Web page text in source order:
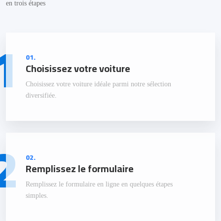
en trois étapes
01.
Choisissez votre voiture
Choisissez votre voiture idéale parmi notre sélection
diversifiée.
02.
Remplissez le formulaire
Remplissez le formulaire en ligne en quelques étapes
simples.